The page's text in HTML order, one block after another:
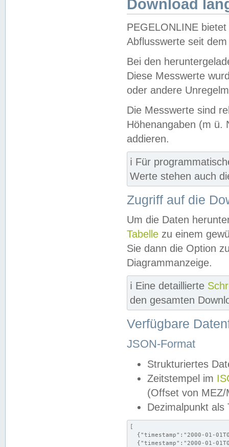
Download
PEGELONLINE
Abflusswerte seit
Bei den
Diese Messwerte
oder andere
Die Messwerte sind
Höhenangaben (m ü.
addieren.
ℹ️ Für
Werte stehen auch
Zugriff auf die
Um die Daten
Tabelle zu einem
Sie dann die Option
Diagrammanzeige.
ℹ️ Eine detaillierte
den gesamten
Verfügbare
JSON-Format
Strukturiertes
Zeitstempel im
(Offset von MEZ/
Dezimalpunkt als
[
{"timestamp":"2000-01-
{"timestamp":"2000-01-